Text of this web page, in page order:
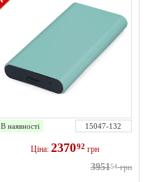
В наявності 15047-132
Ціна: 237092 грн
395154 грн